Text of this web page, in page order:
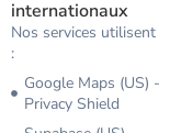
internationaux
Nos services utilisent
:
Google Maps (US) -
Privacy Shield